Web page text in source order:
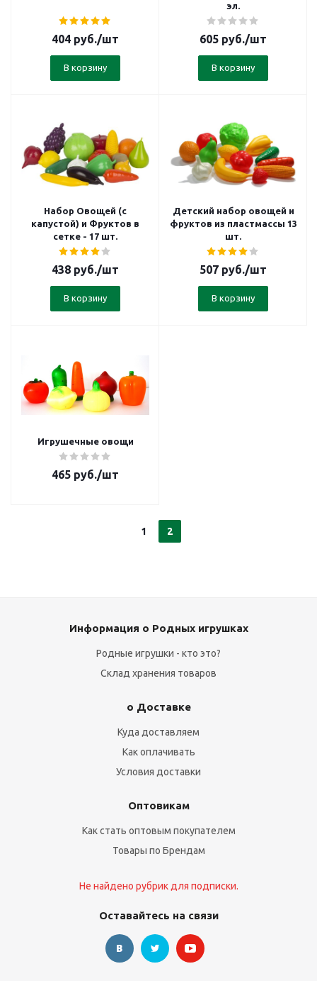
404 руб./шт
В корзину
эл.
605 руб./шт
В корзину
Набор Овощей (с
капустой) и Фруктов в
сетке - 17 шт.
438 руб./шт
В корзину
Детский набор овощей и
фруктов из пластмассы 13
шт.
507 руб./шт
В корзину
Игрушечные овощи
465 руб./шт
1 2
Информация о Родных игрушках
Родные игрушки - кто это?
Склад хранения товаров
о Доставке
Куда доставляем
Как оплачивать
Условия доставки
Оптовикам
Как стать оптовым покупателем
Товары по Брендам
Не найдено рубрик для подписки.
Оставайтесь на связи